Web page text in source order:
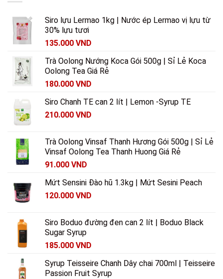
Siro lựu Lermao 1kg | Nước ép Lermao vị lựu từ
30% lựu tươi
135.000 VND
Trà Oolong Nướng Koca Gói 500g | Sỉ Lẻ Koca
Oolong Tea Giá Rẻ
180.000 VND
Siro Chanh TE can 2 lít | Lemon -Syrup TE
210.000 VND
Trà Oolong Vinsaf Thanh Hương Gói 500g | Sỉ Lẻ
Vinsaf Oolong Tea Thanh Huong Giá Rẻ
91.000 VND
Mứt Sensini Đào hũ 1.3kg | Mứt Sesini Peach
120.000 VND
Siro Boduo đường đen can 2 lít | Boduo Black
Sugar Syrup
185.000 VND
Syrup Teisseire Chanh Dây chai 700ml | Teisseire
Passion Fruit Syrup